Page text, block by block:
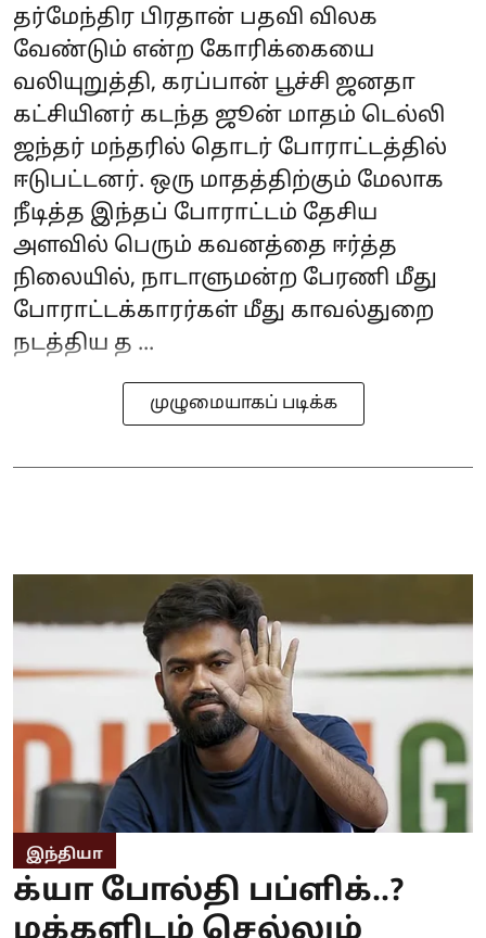
தர்மேந்திர பிரதான் பதவி விலக
வேண்டும் என்ற கோரிக்கையை
வலியுறுத்தி, கரப்பான் பூச்சி ஜனதா
கட்சியினர் கடந்த ஜூன் மாதம் டெல்லி
ஜந்தர் மந்தரில் தொடர் போராட்டத்தில்
ஈடுபட்டனர். ஒரு மாதத்திற்கும் மேலாக
நீடித்த இந்தப் போராட்டம் தேசிய
அளவில் பெரும் கவனத்தை ஈர்த்த
நிலையில், நாடாளுமன்ற பேரணி மீது
போராட்டக்காரர்கள் மீது காவல்துறை
நடத்திய த ...
முழுமையாகப் படிக்க
இந்தியா
க்யா போல்தி பப்ளிக்..?